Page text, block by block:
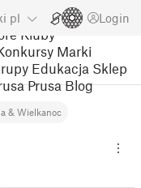
pl Login
Kluby
Marki
Edukacja Sklep
Prusa Blog
& Wielkanoc